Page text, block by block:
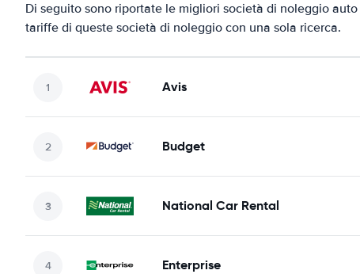
Di seguito sono riportate le migliori società di noleggio
tariffe di queste società di noleggio con una sola ricerca.
Avis
Budget
National Car Rental
Enterprise